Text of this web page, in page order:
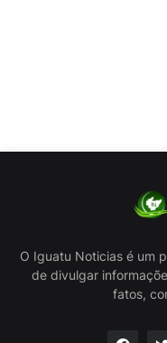
O Iguatu Noticias é um
de divulgar
fatos,